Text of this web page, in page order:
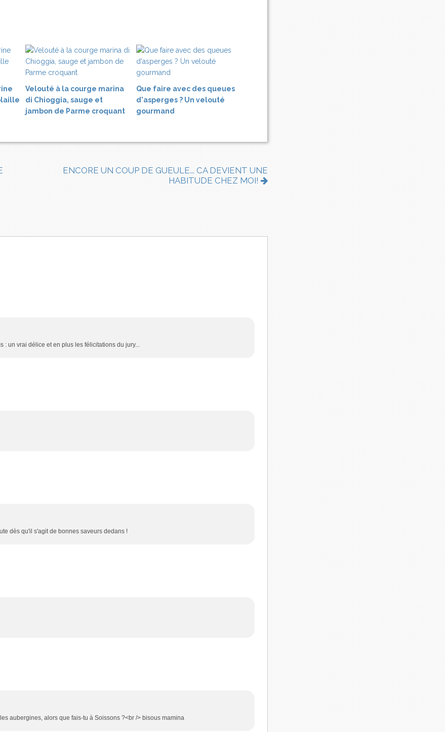
Velouté à la courge marina
di Chioggia, sauge et
jambon de Parme croquant
Que faire avec des queues
d'asperges ? Un velouté
gourmand
ENCORE UN COUP DE GUEULE... CA DEVIENT UNE
HABITUDE CHEZ MOI!
: un vrai délice et en plus les félicitations du jury...
dès qu'il s'agit de bonnes saveurs dedans !
aubergines, alors que fais-tu à Soissons ?<br /> bisous mamina